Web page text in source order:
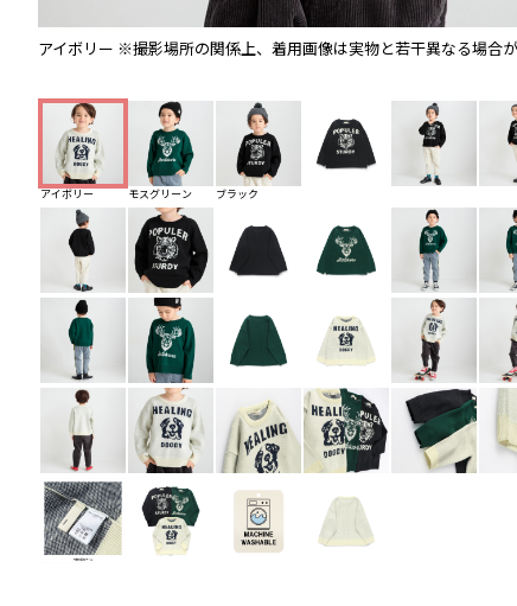
アイボリー ※撮影場所の関係上、着用画像は実物と若干異なる場合が
アイボリー モスグリーン ブラック